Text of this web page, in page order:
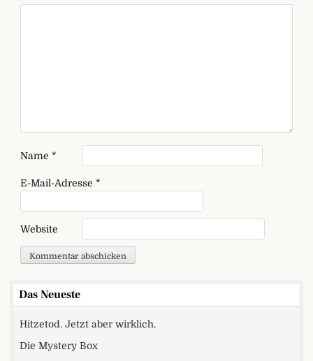
Name *
E-Mail-Adresse *
Website
Das Neueste
Hitzetod. Jetzt aber wirklich.
Die Mystery Box